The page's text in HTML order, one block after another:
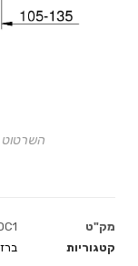
מק"ט
קטגוריות
השרטוט